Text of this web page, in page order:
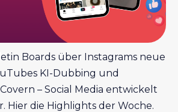
Boards über Instagrams neue
KI-Dubbing und
– Social Media entwickelt
Hier die Highlights der Woche.